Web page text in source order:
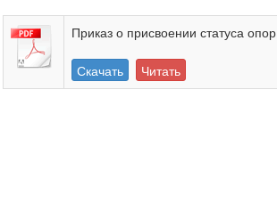
Приказ о присвоении статуса опор
Скачать Читать